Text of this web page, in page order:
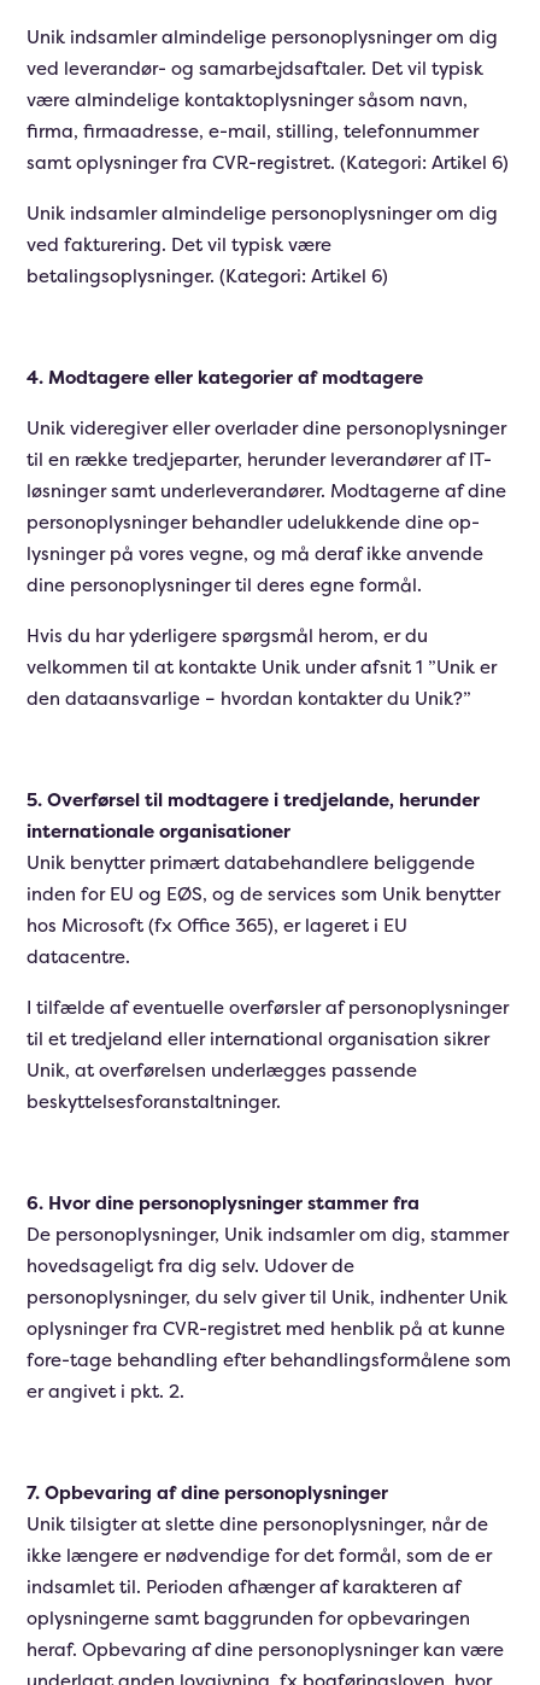
Unik indsamler almindelige personoplysninger om dig
ved leverandør- og samarbejdsaftaler. Det vil typisk
være almindelige kontaktoplysninger såsom navn,
firma, firmaadresse, e-mail, stilling, telefonnummer
samt oplysninger fra CVR-registret. (Kategori: Artikel 6)
Unik indsamler almindelige personoplysninger om dig
ved fakturering. Det vil typisk være
betalingsoplysninger. (Kategori: Artikel 6)
4. Modtagere eller kategorier af modtagere
Unik videregiver eller overlader dine personoplysninger
til en række tredjeparter, herunder leverandører af IT-
løsninger samt underleverandører. Modtagerne af dine
personoplysninger behandler udelukkende dine op-
lysninger på vores vegne, og må deraf ikke anvende
dine personoplysninger til deres egne formål.
Hvis du har yderligere spørgsmål herom, er du
velkommen til at kontakte Unik under afsnit 1 ”Unik er
den dataansvarlige – hvordan kontakter du Unik?”
5. Overførsel til modtagere i tredjelande, herunder
internationale organisationer
Unik benytter primært databehandlere beliggende
inden for EU og EØS, og de services som Unik benytter
hos Microsoft (fx Office 365), er lageret i EU
datacentre.
I tilfælde af eventuelle overførsler af personoplysninger
til et tredjeland eller international organisation sikrer
Unik, at overførelsen underlægges passende
beskyttelsesforanstaltninger.
6. Hvor dine personoplysninger stammer fra
De personoplysninger, Unik indsamler om dig, stammer
hovedsageligt fra dig selv. Udover de
personoplysninger, du selv giver til Unik, indhenter Unik
oplysninger fra CVR-registret med henblik på at kunne
fore-tage behandling efter behandlingsformålene som
er angivet i pkt. 2.
7. Opbevaring af dine personoplysninger
Unik tilsigter at slette dine personoplysninger, når de
ikke længere er nødvendige for det formål, som de er
indsamlet til. Perioden afhænger af karakteren af
oplysningerne samt baggrunden for opbevaringen
heraf. Opbevaring af dine personoplysninger kan være